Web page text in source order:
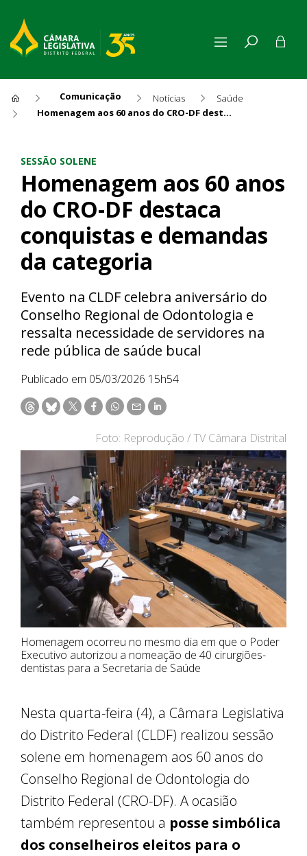
Comunicação Notícias
Saúde
Homenagem aos 60 anos do CRO-DF destaca conquistas e demandas da categoria
SESSÃO SOLENE
Homenagem aos 60 anos
do CRO-DF destaca
conquistas e demandas
da categoria
Evento na CLDF celebra aniversário do
Conselho Regional de Odontologia e
ressalta necessidade de servidores na
rede pública de saúde bucal
Publicado em 05/03/2026 15h54
Foto: Reprodução / TV Câmara Distrital
Homenagem ocorreu no mesmo dia em que o Poder
Executivo autorizou a nomeação de 40 cirurgiões-
dentistas para a Secretaria de Saúde
Nesta quarta-feira (4), a Câmara Legislativa
do Distrito Federal (CLDF) realizou sessão
solene em homenagem aos 60 anos do
Conselho Regional de Odontologia do
Distrito Federal (CRO-DF). A ocasião
também representou a posse simbólica
dos conselheiros eleitos para o